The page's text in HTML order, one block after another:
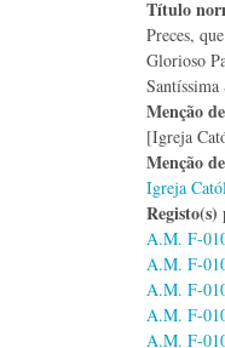
Título
Preces,
Glorioso
Menção
[Igreja
Menção
Igreja
A.M. F-
A.M. F-
A.M. F-
A.M. F-
A.M. F-